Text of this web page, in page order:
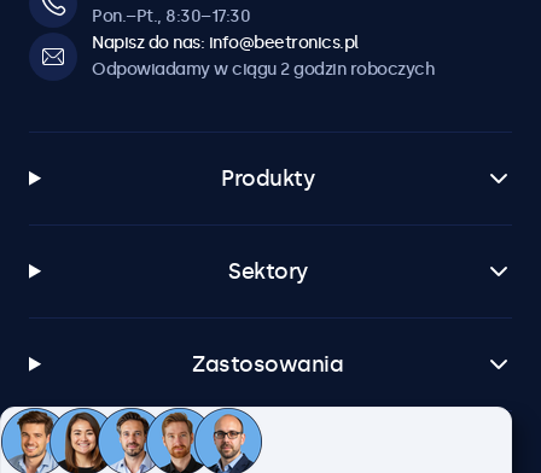
opcjonalnego ściemniacza.
Oprogramowanie i kompatybilność
Windows
macOS
Brightsign
Wszystkie wersje BrightsignOS
Pon.–Pt., 8:30–17:30
Napisz do nas: info@beetronics.pl
Odpowiadamy w ciągu 2 godzin roboczych
Produkty
Sektory
Zastosowania
Obsługa klienta